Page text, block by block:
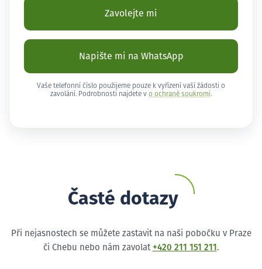
Zavolejte mi
Napište mi na WhatsApp
Vaše telefonní číslo použijeme pouze k vyřízení vaší žádosti o
zavolání. Podrobnosti najdete v o ochraně soukromí .
Časté dotazy
Při nejasnostech se můžete zastavit na naši pobočku v Praze
či Chebu nebo nám zavolat +420 211 151 211 .